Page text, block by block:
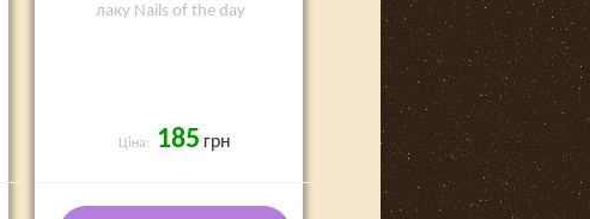
лаку Nails of the day
Ціна: 185 грн